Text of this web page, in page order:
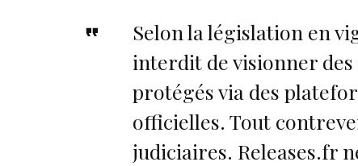
Selon la législation en
interdit de visionner
protégés via des
officielles. Tout
judiciaires. Releases.fr